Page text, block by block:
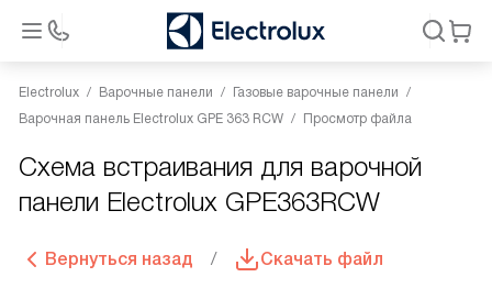
Electrolux Варочные панели
Газовые варочные панели
Варочная панель Electrolux GPE 363 RCW
Просмотр файла
Схема встраивания для варочной
панели Electrolux GPE363RCW
Вернуться назад Скачать файл